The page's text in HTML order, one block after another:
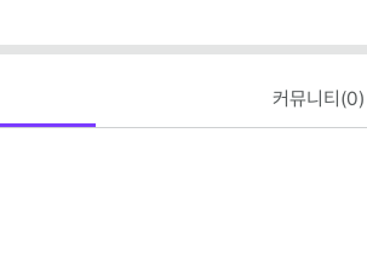
커뮤니티(0)